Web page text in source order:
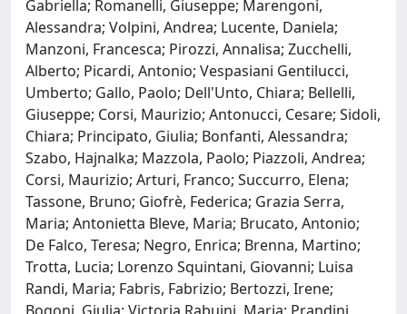
Gabriella; Romanelli, Giuseppe; Marengoni,
Alessandra; Volpini, Andrea; Lucente, Daniela;
Manzoni, Francesca; Pirozzi, Annalisa; Zucchelli,
Alberto; Picardi, Antonio; Vespasiani Gentilucci,
Umberto; Gallo, Paolo; Dell'Unto, Chiara; Bellelli,
Giuseppe; Corsi, Maurizio; Antonucci, Cesare; Sidoli,
Chiara; Principato, Giulia; Bonfanti, Alessandra;
Szabo, Hajnalka; Mazzola, Paolo; Piazzoli, Andrea;
Corsi, Maurizio; Arturi, Franco; Succurro, Elena;
Tassone, Bruno; Giofrè, Federica; Grazia Serra,
Maria; Antonietta Bleve, Maria; Brucato, Antonio;
De Falco, Teresa; Negro, Enrica; Brenna, Martino;
Trotta, Lucia; Lorenzo Squintani, Giovanni; Luisa
Randi, Maria; Fabris, Fabrizio; Bertozzi, Irene;